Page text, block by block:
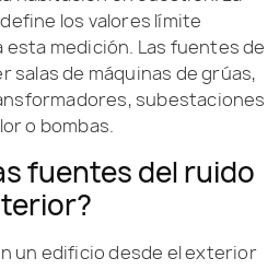
los valores límite
medición. Las fuentes de
salas de máquinas de grúas,
subestaciones
o bombas.
fuentes del ruido
un edificio desde el exterior